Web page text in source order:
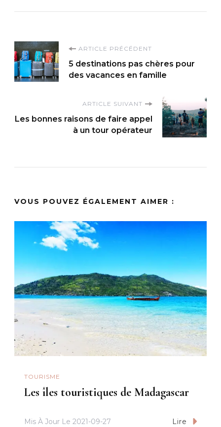
Navigation
d'article
ARTICLE PRÉCÉDENT
5 destinations pas chères pour
des vacances en famille
ARTICLE SUIVANT
Les bonnes raisons de faire appel
à un tour opérateur
VOUS POUVEZ ÉGALEMENT AIMER :
TOURISME
Les îles touristiques de Madagascar
Mis À Jour Le 2021-09-27 Lire